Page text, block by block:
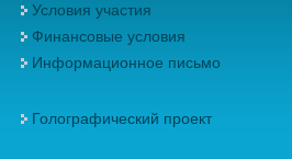
Условия участия
Финансовые условия
Информационное письмо
Голографический проект